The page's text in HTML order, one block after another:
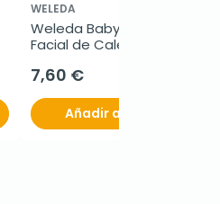
WELEDA
Weleda Baby Crema
Facial de Caléndula, 50 ml
7,60 €
Añadir al carrito